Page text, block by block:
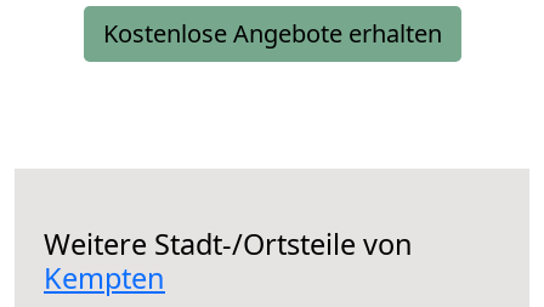
Kostenlose Angebote erhalten
Weitere Stadt-/Ortsteile von
Kempten